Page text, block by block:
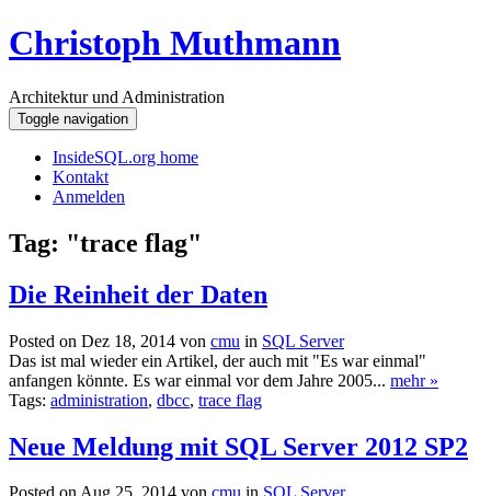
Christoph Muthmann
Architektur und Administration
Toggle navigation
InsideSQL.org home
Kontakt
Anmelden
Tag: "trace flag"
Die Reinheit der Daten
Posted on Dez 18, 2014 von cmu in SQL Server
Das ist mal wieder ein Artikel, der auch mit "Es war einmal"
anfangen könnte. Es war einmal vor dem Jahre 2005... mehr »
Tags: administration, dbcc, trace flag
Neue Meldung mit SQL Server 2012 SP2